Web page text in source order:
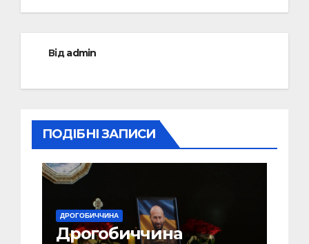
Відadmin
ПОДІБНІ ЗАПИСИ
ДРОГОБИЧЧИНА
Дрогобиччина